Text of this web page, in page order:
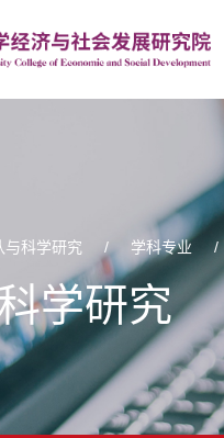
与科学研究 / 学科专业 /
学研究